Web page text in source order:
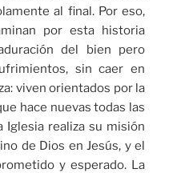
al final. Por eso,
por esta historia
del bien pero
sin caer en
viven orientados por la
hace nuevas todas las
Iglesia realiza su misión
de Dios en Jesús, y el
y esperado. La